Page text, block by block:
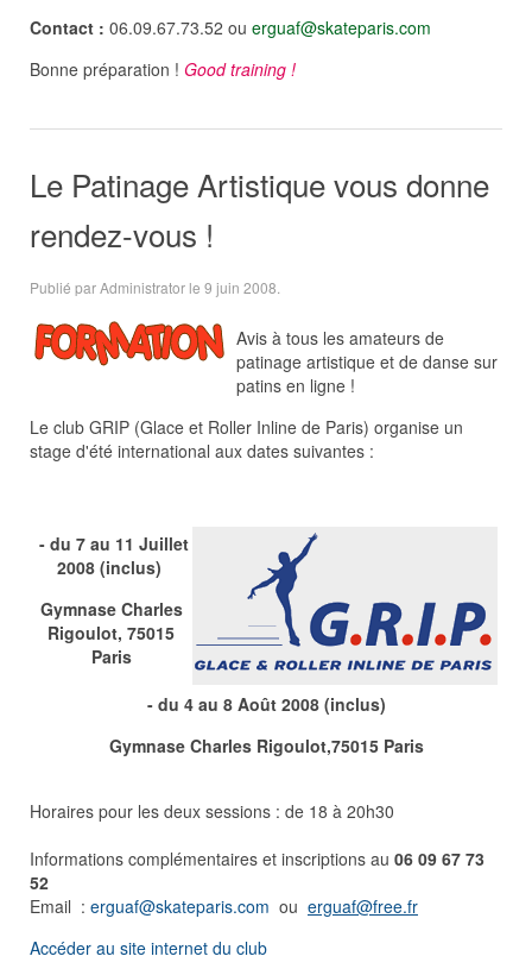
Contact : 06.09.67.73.52 ou erguaf@skateparis.com
Bonne préparation ! Good training !
Le Patinage Artistique vous donne
rendez-vous !
Publié par Administrator le 9 juin 2008
Avis à tous les amateurs de
patinage artistique et de danse sur
patins en ligne !
Le club GRIP (Glace et Roller Inline de Paris) organise un
stage d'été international aux dates suivantes :
- du 7 au 11 Juillet
2008 (inclus)
Gymnase Charles
Rigoulot, 75015
Paris
- du 4 au 8 Août 2008 (inclus)
Gymnase Charles Rigoulot,75015 Paris
Horaires pour les deux sessions : de 18 à 20h30
Informations complémentaires et inscriptions au 06 09 67 73
52
Email : erguaf@skateparis.com ou erguaf@free.fr
Accéder au site internet du club